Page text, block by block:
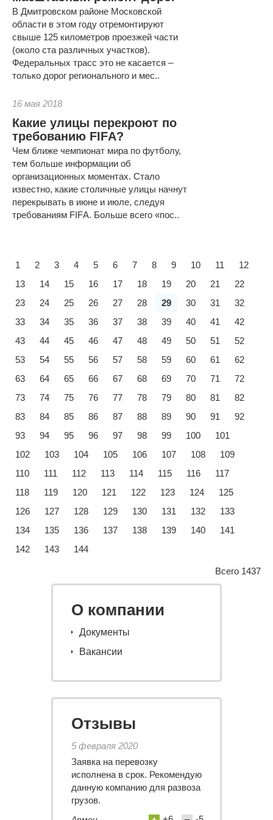
В Дмитровском районе Московской
области в этом году отремонтируют
свыше 125 километров проезжей части
(около ста различных участков).
Федеральных трасс это не касается –
только дорог регионального и мес..
16 мая 2018
Какие улицы перекроют по
требованию FIFА?
Чем ближе чемпионат мира по футболу,
тем больше информации об
организационных моментах. Стало
известно, какие столичные улицы начнут
перекрывать в июне и июле, следуя
требованиям FIFА. Больше всего «пос..
1 2 3 4 5 6 7 8 9 10 11
12
13
14 15 16 17 18 19 20 21
22
23
24 25 26 27 28 29 30 31
32
33
34 35 36 37 38 39 40 41
42
43
44 45 46 47 48 49 50 51
52
53
54 55 56 57 58 59 60 61
62
63
64 65 66 67 68 69 70 71
72
73
74 75 76 77 78 79 80 81
82
83
84 85 86 87 88 89 90 91
92
93
94 95 96 97 98 99 100
101
102
103 104 105 106 107 108
109
110
111 112 113 114 115 116
117
118
119 120 121 122 123 124
125
126
127 128 129 130 131 132
133
134
135 136 137 138 139 140
141
142
143 144
Всего 1437
О компании
Документы
Вакансии
Отзывы
5 февраля 2020
Заявка на перевозку
исполнена в срок. Рекомендую
данную компанию для развоза
грузов.